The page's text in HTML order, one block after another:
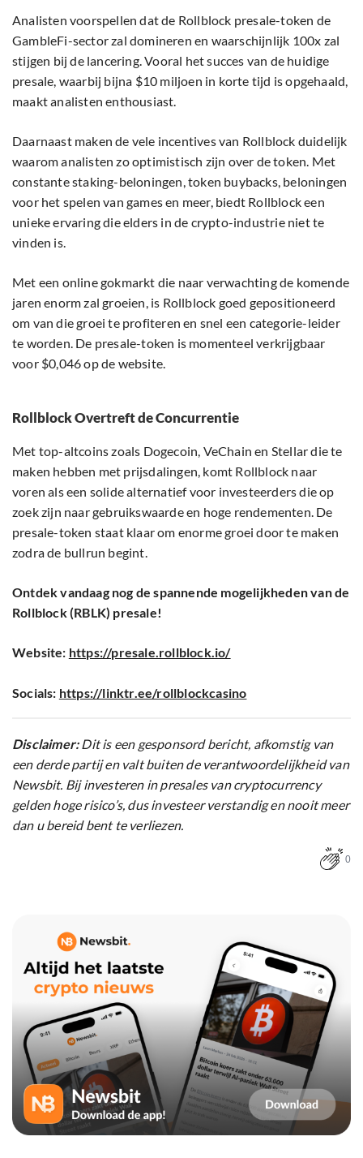
Analisten voorspellen dat de Rollblock presale-token de
GambleFi-sector zal domineren en waarschijnlijk 100x zal
stijgen bij de lancering. Vooral het succes van de huidige
presale, waarbij bijna $10 miljoen in korte tijd is opgehaald,
maakt analisten enthousiast.
Daarnaast maken de vele incentives van Rollblock duidelijk
waarom analisten zo optimistisch zijn over de token. Met
constante staking-beloningen, token buybacks, beloningen
voor het spelen van games en meer, biedt Rollblock een
unieke ervaring die elders in de crypto-industrie niet te
vinden is.
Met een online gokmarkt die naar verwachting de komende
jaren enorm zal groeien, is Rollblock goed gepositioneerd
om van die groei te profiteren en snel een categorie-leider
te worden. De presale-token is momenteel verkrijgbaar
voor $0,046 op de website.
Rollblock Overtreft de Concurrentie
Met top-altcoins zoals Dogecoin, VeChain en Stellar die te
maken hebben met prijsdalingen, komt Rollblock naar
voren als een solide alternatief voor investeerders die op
zoek zijn naar gebruikswaarde en hoge rendementen. De
presale-token staat klaar om enorme groei door te maken
zodra de bullrun begint.
Ontdek vandaag nog de spannende mogelijkheden van de
Rollblock (RBLK) presale!
Website: https://presale.rollblock.io/
Socials: https://linktr.ee/rollblockcasino
Disclaimer:Dit is een gesponsord bericht, afkomstig van
een derde partij en valt buiten de verantwoordelijkheid van
Newsbit. Bij investeren in presales van cryptocurrency
gelden hoge risico’s, dus investeer verstandig en nooit meer
dan u bereid bent te verliezen.
0